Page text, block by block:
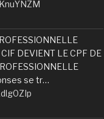
DEVIENT LE CPF DE
se tr…